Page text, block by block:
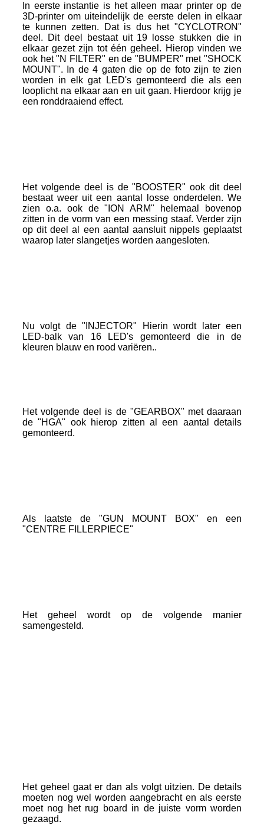
In eerste instantie is het alleen maar printer op de
3D-printer om uiteindelijk de eerste delen in elkaar
te kunnen zetten. Dat is dus het "CYCLOTRON"
deel. Dit deel bestaat uit 19 losse stukken die in
elkaar gezet zijn tot één geheel. Hierop vinden we
ook het "N FILTER" en de "BUMPER" met "SHOCK
MOUNT". In de 4 gaten die op de foto zijn te zien
worden in elk gat LED's gemonteerd die als een
looplicht na elkaar aan en uit gaan. Hierdoor krijg je
een ronddraaiend effect.
Het volgende deel is de "BOOSTER" ook dit deel
bestaat weer uit een aantal losse onderdelen. We
zien o.a. ook de "ION ARM" helemaal bovenop
zitten in de vorm van een messing staaf. Verder zijn
op dit deel al een aantal aansluit nippels geplaatst
waarop later slangetjes worden aangesloten.
Nu volgt de "INJECTOR" Hierin wordt later een
LED-balk van 16 LED's gemonteerd die in de
kleuren blauw en rood variëren..
Het volgende deel is de "GEARBOX" met daaraan
de "HGA" ook hierop zitten al een aantal details
gemonteerd.
Als laatste de "GUN MOUNT BOX" en een
"CENTRE FILLERPIECE"
Het geheel wordt op de volgende manier
samengesteld.
Het geheel gaat er dan als volgt uitzien. De details
moeten nog wel worden aangebracht en als eerste
moet nog het rug board in de juiste vorm worden
gezaagd.